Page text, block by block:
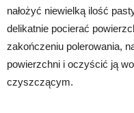
nałożyć niewielką ilość
delikatnie pocierać
zakończeniu polerowania,
powierzchni i oczyścić ją
czyszczącym.